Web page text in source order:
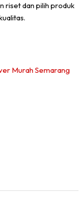
riset dan pilih produk
Murah Semarang